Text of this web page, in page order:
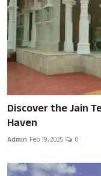
Discover the Jain
Haven
Admin Feb 19, 2025 0